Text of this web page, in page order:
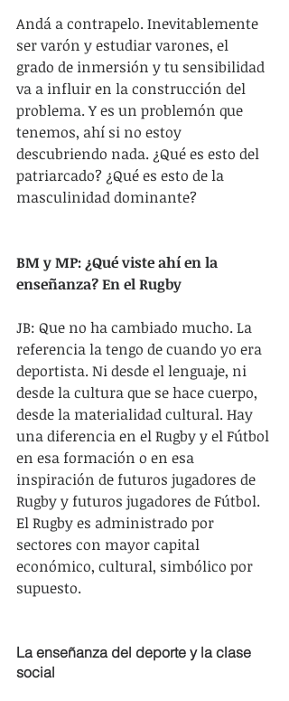
Andá a contrapelo. Inevitablemente
ser varón y estudiar varones, el
grado de inmersión y tu sensibilidad
va a influir en la construcción del
problema. Y es un problemón que
tenemos, ahí si no estoy
descubriendo nada. ¿Qué es esto del
patriarcado? ¿Qué es esto de la
masculinidad dominante?
BM y MP: ¿Qué viste ahí en la
enseñanza? En el Rugby
JB: Que no ha cambiado mucho. La
referencia la tengo de cuando yo era
deportista. Ni desde el lenguaje, ni
desde la cultura que se hace cuerpo,
desde la materialidad cultural. Hay
una diferencia en el Rugby y el Fútbol
en esa formación o en esa
inspiración de futuros jugadores de
Rugby y futuros jugadores de Fútbol.
El Rugby es administrado por
sectores con mayor capital
económico, cultural, simbólico por
supuesto.
La enseñanza del deporte y la clase
social